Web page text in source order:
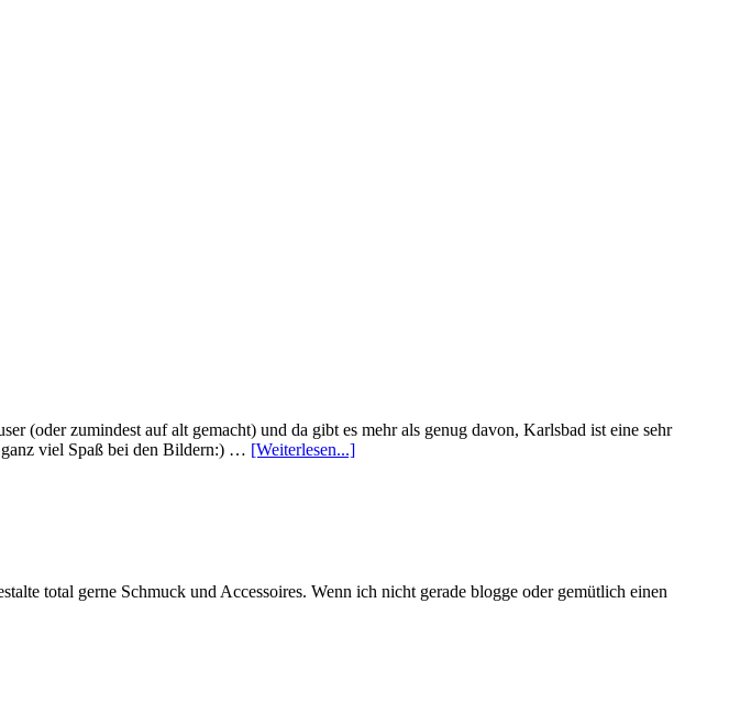
(oder zumindest auf alt gemacht) und da gibt es mehr als genug davon, Karlsbad ist eine sehr
ganz viel Spaß bei den Bildern:) … [Weiterlesen...]
total gerne Schmuck und Accessoires. Wenn ich nicht gerade blogge oder gemütlich einen